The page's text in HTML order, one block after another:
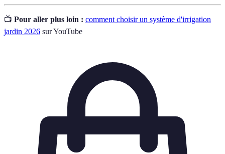
📺 Pour aller plus loin : comment choisir un système d'irrigation
jardin 2026 sur YouTube